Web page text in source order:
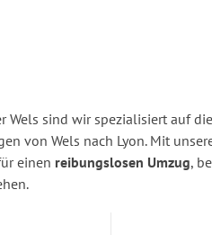
Wels sind wir spezialisiert auf
von Wels nach Lyon. Mit
einen reibungslosen Umzug,